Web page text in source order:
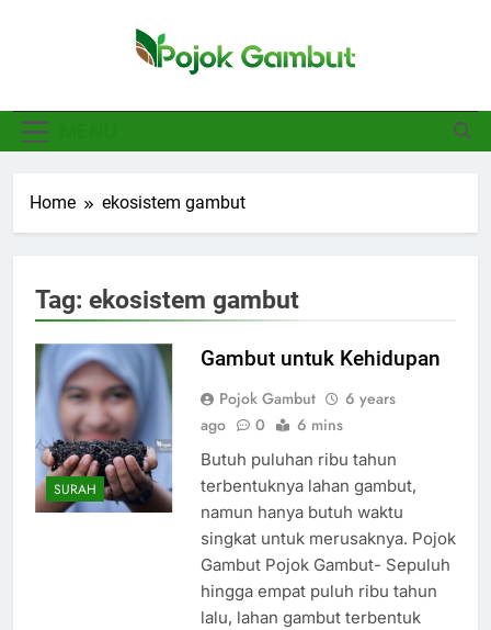
Pojok Gambut
Home ekosistem gambut
Tag: ekosistem gambut
SURAH
Gambut untuk Kehidupan
Pojok Gambut
6 years
ago
0 6 mins
Butuh puluhan ribu tahun
terbentuknya lahan gambut,
namun hanya butuh waktu
singkat untuk merusaknya. Pojok
Gambut Pojok Gambut- Sepuluh
hingga empat puluh ribu tahun
lalu, lahan gambut terbentuk